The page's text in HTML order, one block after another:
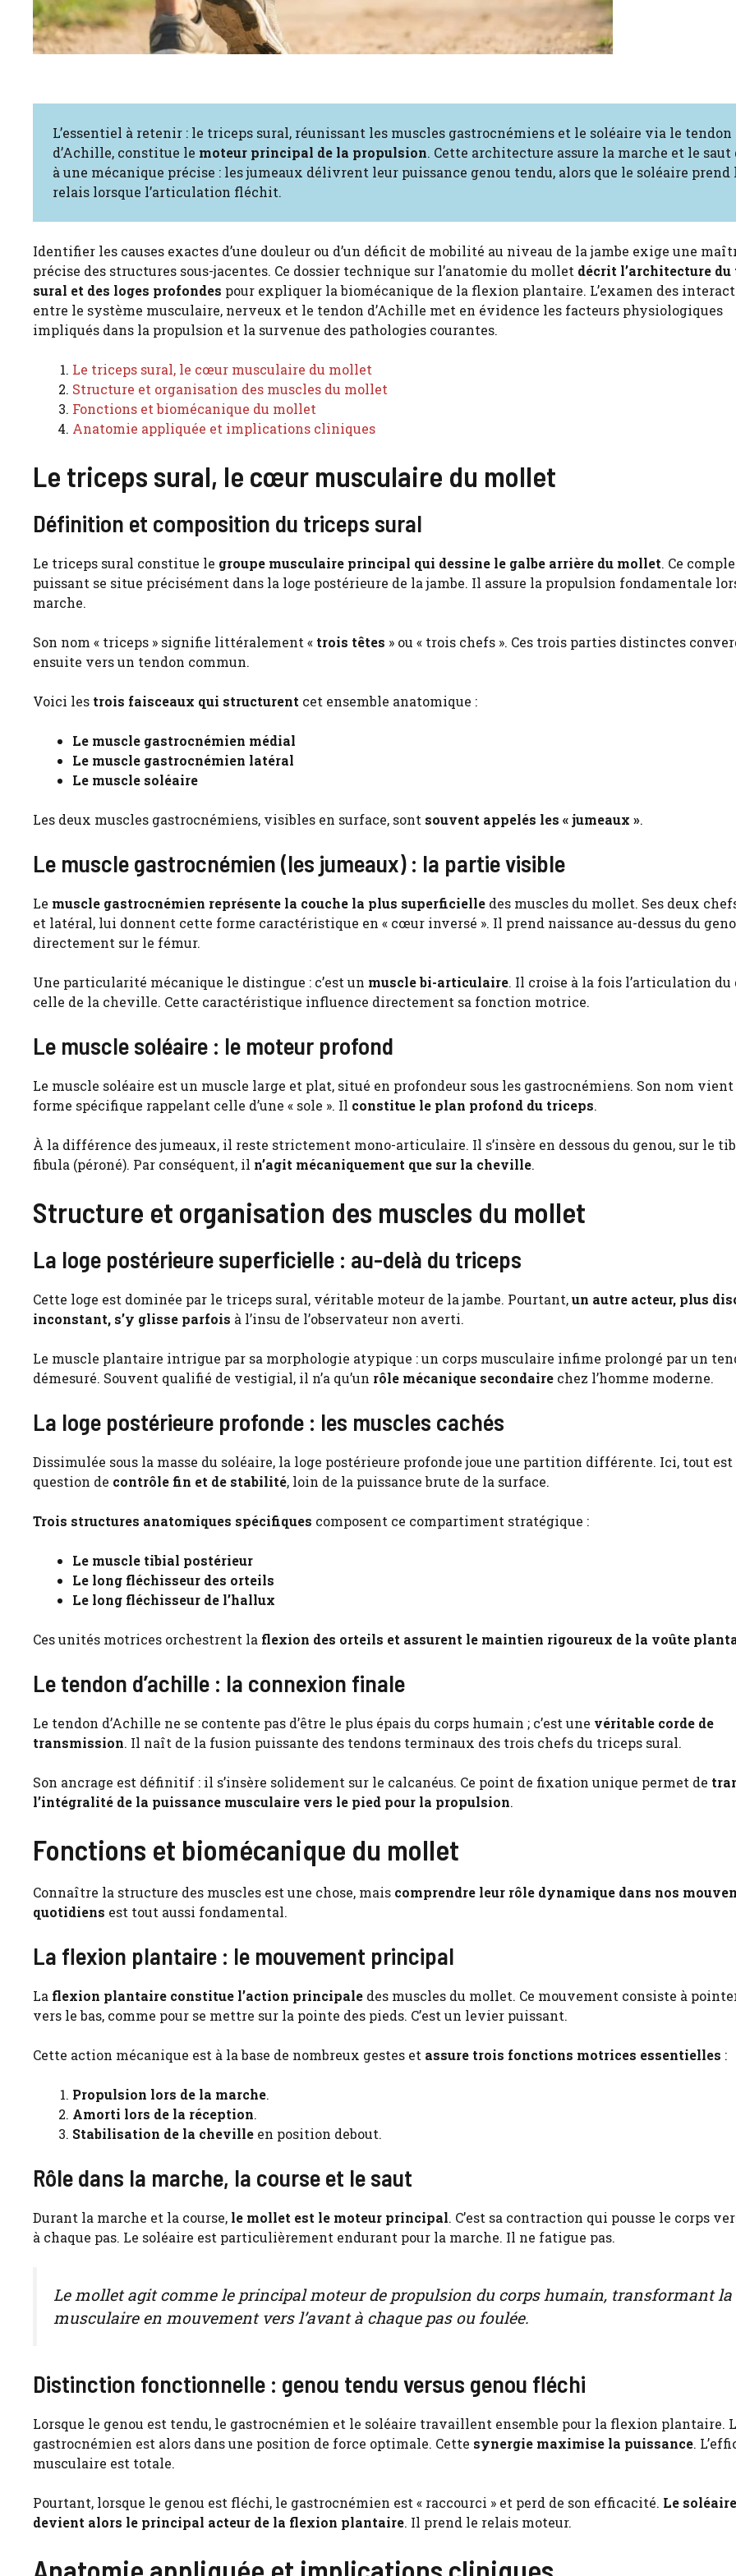
L’essentiel à retenir : le triceps sural, réunissant les muscles gastrocnémiens et le soléaire via le tendon
d’Achille, constitue le moteur principal de la propulsion. Cette architecture assure la marche et le saut
à une mécanique précise : les jumeaux délivrent leur puissance genou tendu, alors que le soléaire prend
relais lorsque l’articulation fléchit.
Identifier les causes exactes d’une douleur ou d’un déficit de mobilité au niveau de la jambe exige une
précise des structures sous-jacentes. Ce dossier technique sur l’anatomie du mollet décrit l’architecture
sural et des loges profondes pour expliquer la biomécanique de la flexion plantaire. L’examen des
entre le système musculaire, nerveux et le tendon d’Achille met en évidence les facteurs physiologiques
impliqués dans la propulsion et la survenue des pathologies courantes.
Le triceps sural, le cœur musculaire du mollet
Structure et organisation des muscles du mollet
Fonctions et biomécanique du mollet
Anatomie appliquée et implications cliniques
Le triceps sural, le cœur musculaire du mollet
Définition et composition du triceps sural
Le triceps sural constitue le groupe musculaire principal qui dessine le galbe arrière du mollet. Ce
puissant se situe précisément dans la loge postérieure de la jambe. Il assure la propulsion fondamentale
marche.
Son nom « triceps » signifie littéralement « trois têtes » ou « trois chefs ». Ces trois parties distinctes
ensuite vers un tendon commun.
Voici les trois faisceaux qui structurent cet ensemble anatomique :
Le muscle gastrocnémien médial
Le muscle gastrocnémien latéral
Le muscle soléaire
Les deux muscles gastrocnémiens, visibles en surface, sont souvent appelés les « jumeaux ».
Le muscle gastrocnémien (les jumeaux) : la partie visible
Le muscle gastrocnémien représente la couche la plus superficielle des muscles du mollet. Ses deux
et latéral, lui donnent cette forme caractéristique en « cœur inversé ». Il prend naissance au-dessus du
directement sur le fémur.
Une particularité mécanique le distingue : c’est un muscle bi-articulaire. Il croise à la fois l’articulation du
celle de la cheville. Cette caractéristique influence directement sa fonction motrice.
Le muscle soléaire : le moteur profond
Le muscle soléaire est un muscle large et plat, situé en profondeur sous les gastrocnémiens. Son nom vient
forme spécifique rappelant celle d’une « sole ». Il constitue le plan profond du triceps.
À la différence des jumeaux, il reste strictement mono-articulaire. Il s’insère en dessous du genou, sur le
fibula (péroné). Par conséquent, il n’agit mécaniquement que sur la cheville.
Structure et organisation des muscles du mollet
La loge postérieure superficielle : au-delà du triceps
Cette loge est dominée par le triceps sural, véritable moteur de la jambe. Pourtant,un autre acteur, plus
inconstant, s’y glisse parfois à l’insu de l’observateur non averti.
Le muscle plantaire intrigue par sa morphologie atypique : un corps musculaire infime prolongé par un
démesuré. Souvent qualifié de vestigial, il n’a qu’un rôle mécanique secondaire chez l’homme moderne.
La loge postérieure profonde : les muscles cachés
Dissimulée sous la masse du soléaire, la loge postérieure profonde joue une partition différente. Ici, tout est
question de contrôle fin et de stabilité, loin de la puissance brute de la surface.
Trois structures anatomiques spécifiques composent ce compartiment stratégique :
Le muscle tibial postérieur
Le long fléchisseur des orteils
Le long fléchisseur de l’hallux
Ces unités motrices orchestrent la flexion des orteils et assurent le maintien rigoureux de la voûte
Le tendon d’achille : la connexion finale
Le tendon d’Achille ne se contente pas d’être le plus épais du corps humain ; c’est une véritable corde de
transmission. Il naît de la fusion puissante des tendons terminaux des trois chefs du triceps sural.
Son ancrage est définitif : il s’insère solidement sur le calcanéus. Ce point de fixation unique permet de
l’intégralité de la puissance musculaire vers le pied pour la propulsion.
Fonctions et biomécanique du mollet
Connaître la structure des muscles est une chose, mais comprendre leur rôle dynamique dans nos
quotidiens est tout aussi fondamental.
La flexion plantaire : le mouvement principal
La flexion plantaire constitue l’action principale des muscles du mollet. Ce mouvement consiste à
vers le bas, comme pour se mettre sur la pointe des pieds. C’est un levier puissant.
Cette action mécanique est à la base de nombreux gestes et assure trois fonctions motrices essentielles :
Propulsion lors de la marche.
Amorti lors de la réception.
Stabilisation de la cheville en position debout.
Rôle dans la marche, la course et le saut
Durant la marche et la course, le mollet est le moteur principal. C’est sa contraction qui pousse le corps
à chaque pas. Le soléaire est particulièrement endurant pour la marche. Il ne fatigue pas.
Le mollet agit comme le principal moteur de propulsion du corps humain, transformant la
musculaire en mouvement vers l’avant à chaque pas ou foulée.
Distinction fonctionnelle : genou tendu versus genou fléchi
Lorsque le genou est tendu, le gastrocnémien et le soléaire travaillent ensemble pour la flexion plantaire.
gastrocnémien est alors dans une position de force optimale. Cette synergie maximise la puissance.
musculaire est totale.
Pourtant, lorsque le genou est fléchi, le gastrocnémien est « raccourci » et perd de son efficacité. Le soléaire
devient alors le principal acteur de la flexion plantaire. Il prend le relais moteur.